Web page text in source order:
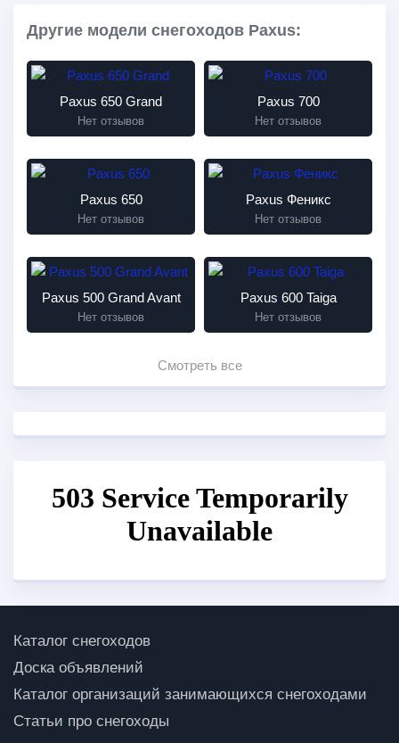
Другие модели снегоходов Paxus:
Paxus 650 Grand
Нет отзывов
Paxus 700
Нет отзывов
Paxus 650
Нет отзывов
Paxus Феникс
Нет отзывов
Paxus 500 Grand Avant
Нет отзывов
Paxus 600 Taiga
Нет отзывов
Смотреть все
Каталог снегоходов
Доска объявлений
Каталог организаций занимающихся снегоходами
Статьи про снегоходы